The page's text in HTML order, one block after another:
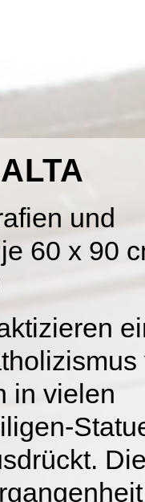
und
60 x 90
in vielen